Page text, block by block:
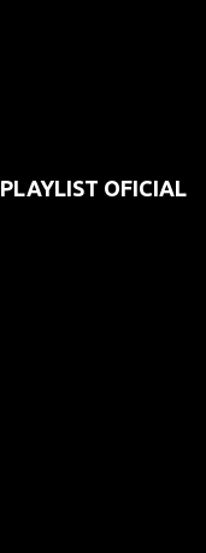
PLAYLIST OFICIAL